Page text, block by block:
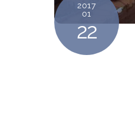
2017
01
22